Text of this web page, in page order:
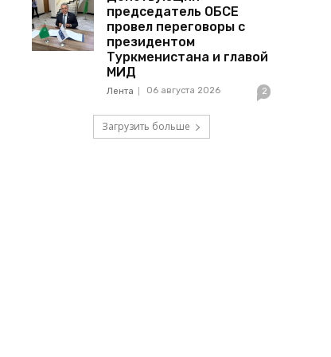
председатель ОБСЕ
провел переговоры с
президентом
Туркменистана и главой
МИД
Лента 06 августа 2026 2
Загрузить больше